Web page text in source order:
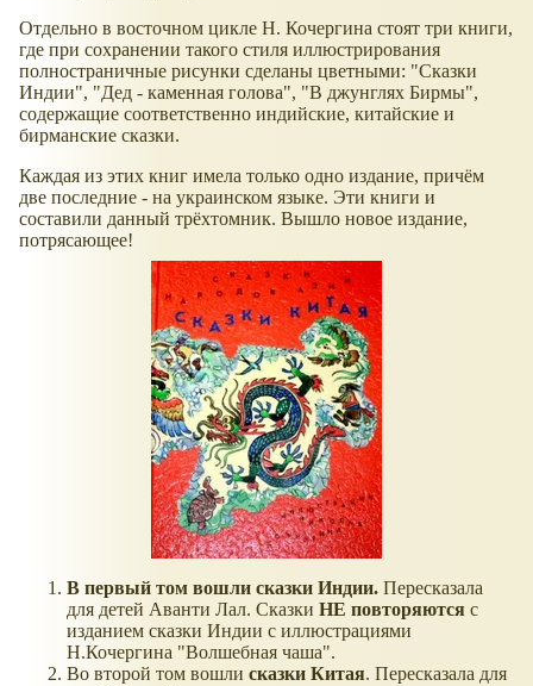
Отдельно в восточном цикле Н. Кочергина стоят три книги,
где при сохранении такого стиля иллюстрирования
полностраничные рисунки сделаны цветными: "Сказки
Индии", "Дед - каменная голова", "В джунглях Бирмы",
содержащие соответственно индийские, китайские и
бирманские сказки.
Каждая из этих книг имела только одно издание, причём
две последние - на украинском языке. Эти книги и
составили данный трёхтомник. Вышло новое издание,
потрясающее!
В первый том вошли сказки Индии. Пересказала
для детей Аванти Лал. Сказки НЕ повторяются с
изданием сказки Индии с иллюстрациями
Н.Кочергина "Волшебная чаша".
Во второй том вошли сказки Китая. Пересказала для